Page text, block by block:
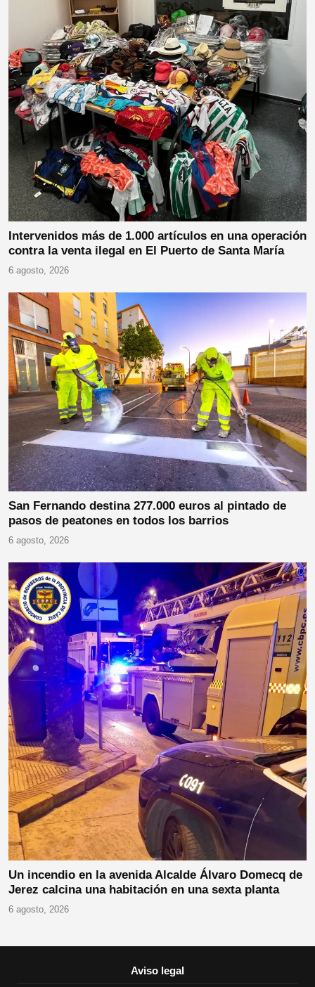
Intervenidos más de 1.000 artículos en una operación
contra la venta ilegal en El Puerto de Santa María
6 agosto, 2026
San Fernando destina 277.000 euros al pintado de
pasos de peatones en todos los barrios
6 agosto, 2026
Un incendio en la avenida Alcalde Álvaro Domecq de
Jerez calcina una habitación en una sexta planta
6 agosto, 2026
Aviso legal